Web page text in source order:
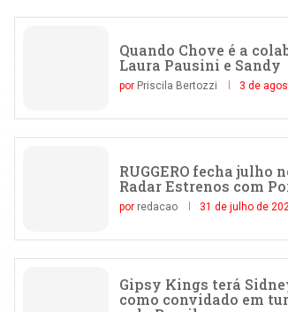
Quando Chove é a
Laura Pausini e Sandy
por Priscila Bertozzi 3 de
RUGGERO fecha julho
Radar Estrenos com
por redacao 31 de julho de
Gipsy Kings terá
como convidado em